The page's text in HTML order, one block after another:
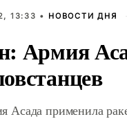
13:33 • НОВОСТИ ДНЯ
Армия
Асада применила